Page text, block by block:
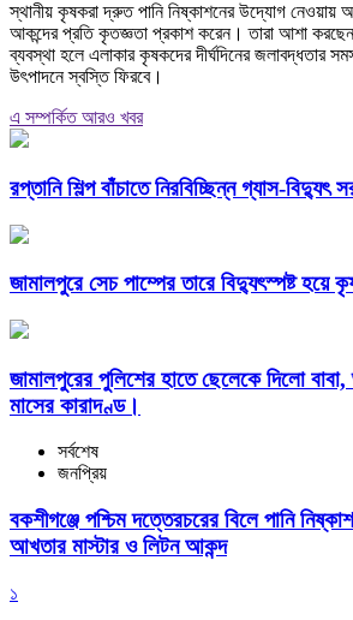
স্থানীয় কৃষকরা দ্রুত পানি নিষ্কাশনের উদ্যোগ নেওয়ায়
আকন্দের প্রতি কৃতজ্ঞতা প্রকাশ করেন। তারা আশা করছেন,
ব্যবস্থা হলে এলাকার কৃষকদের দীর্ঘদিনের জলাবদ্ধতার
উৎপাদনে স্বস্তি ফিরবে।
এ সম্পর্কিত আরও খবর
রপ্তানি শিল্প বাঁচাতে নিরবিচ্ছিন্ন গ্যাস-বিদ্যুৎ
জামালপুরে সেচ পাম্পের তারে বিদ্যুৎস্পষ্ট হয়ে
জামালপুরের পুলিশের হাতে ছেলেকে দিলো
মাসের কারাদণ্ড।
সর্বশেষ
জনপ্রিয়
বকশীগঞ্জে পশ্চিম দত্তেরচরের বিলে পানি
আখতার মাস্টার ও লিটন আকন্দ
১